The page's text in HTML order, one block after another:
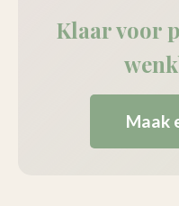
Klaar voor
Maak